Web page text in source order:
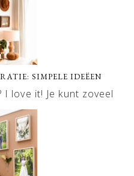
SIMPELE IDEËEN
love it! Je kunt zoveel